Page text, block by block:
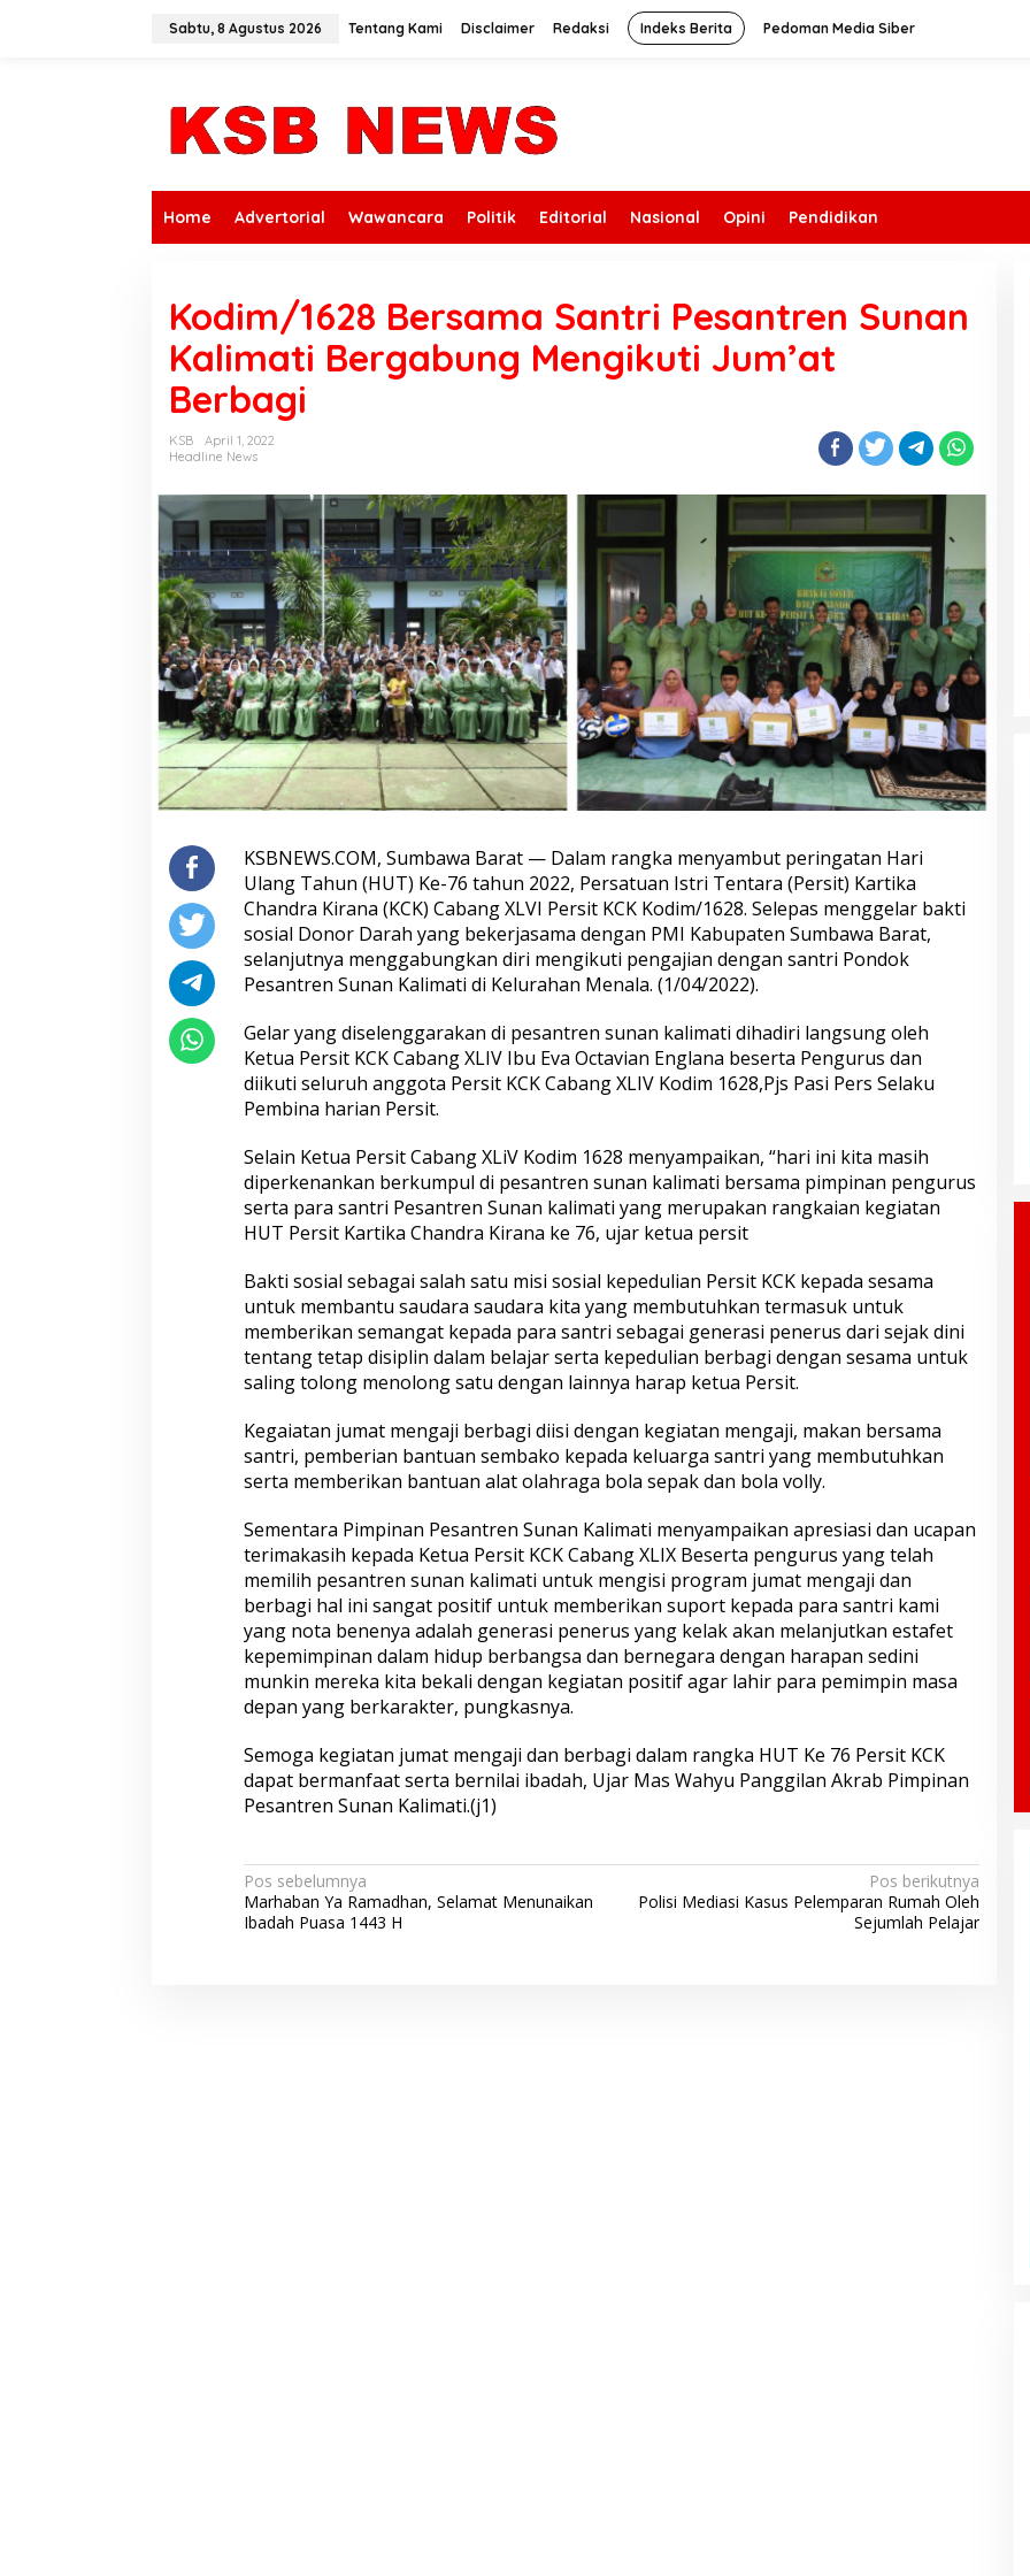
Sabtu, 8 Agustus 2026 Tentang Kami Disclaimer Redaksi Indeks Berita Pedoman Media Siber
Home Advertorial Wawancara Politik Editorial Nasional Opini Pendidikan
Kodim/1628 Bersama Santri Pesantren Sunan
Kalimati Bergabung Mengikuti Jum’at
Berbagi
KSB
April 1, 2022
Headline News
KSBNEWS.COM, Sumbawa Barat — Dalam rangka menyambut peringatan Hari
Ulang Tahun (HUT) Ke-76 tahun 2022, Persatuan Istri Tentara (Persit) Kartika
Chandra Kirana (KCK) Cabang XLVI Persit KCK Kodim/1628. Selepas menggelar bakti
sosial Donor Darah yang bekerjasama dengan PMI Kabupaten Sumbawa Barat,
selanjutnya menggabungkan diri mengikuti pengajian dengan santri Pondok
Pesantren Sunan Kalimati di Kelurahan Menala. (1/04/2022).
Gelar yang diselenggarakan di pesantren sunan kalimati dihadiri langsung oleh
Ketua Persit KCK Cabang XLIV Ibu Eva Octavian Englana beserta Pengurus dan
diikuti seluruh anggota Persit KCK Cabang XLIV Kodim 1628,Pjs Pasi Pers Selaku
Pembina harian Persit.
Selain Ketua Persit Cabang XLiV Kodim 1628 menyampaikan, “hari ini kita masih
diperkenankan berkumpul di pesantren sunan kalimati bersama pimpinan pengurus
serta para santri Pesantren Sunan kalimati yang merupakan rangkaian kegiatan
HUT Persit Kartika Chandra Kirana ke 76, ujar ketua persit
Bakti sosial sebagai salah satu misi sosial kepedulian Persit KCK kepada sesama
untuk membantu saudara saudara kita yang membutuhkan termasuk untuk
memberikan semangat kepada para santri sebagai generasi penerus dari sejak dini
tentang tetap disiplin dalam belajar serta kepedulian berbagi dengan sesama untuk
saling tolong menolong satu dengan lainnya harap ketua Persit.
Kegaiatan jumat mengaji berbagi diisi dengan kegiatan mengaji, makan bersama
santri, pemberian bantuan sembako kepada keluarga santri yang membutuhkan
serta memberikan bantuan alat olahraga bola sepak dan bola volly.
Sementara Pimpinan Pesantren Sunan Kalimati menyampaikan apresiasi dan ucapan
terimakasih kepada Ketua Persit KCK Cabang XLIX Beserta pengurus yang telah
memilih pesantren sunan kalimati untuk mengisi program jumat mengaji dan
berbagi hal ini sangat positif untuk memberikan suport kepada para santri kami
yang nota benenya adalah generasi penerus yang kelak akan melanjutkan estafet
kepemimpinan dalam hidup berbangsa dan bernegara dengan harapan sedini
munkin mereka kita bekali dengan kegiatan positif agar lahir para pemimpin masa
depan yang berkarakter, pungkasnya.
Semoga kegiatan jumat mengaji dan berbagi dalam rangka HUT Ke 76 Persit KCK
dapat bermanfaat serta bernilai ibadah, Ujar Mas Wahyu Panggilan Akrab Pimpinan
Pesantren Sunan Kalimati.(j1)
N
a
Pos sebelumnya
Marhaban Ya Ramadhan, Selamat Menunaikan
Ibadah Puasa 1443 H
Pos berikutnya
Polisi Mediasi Kasus Pelemparan Rumah Oleh
Sejumlah Pelajar